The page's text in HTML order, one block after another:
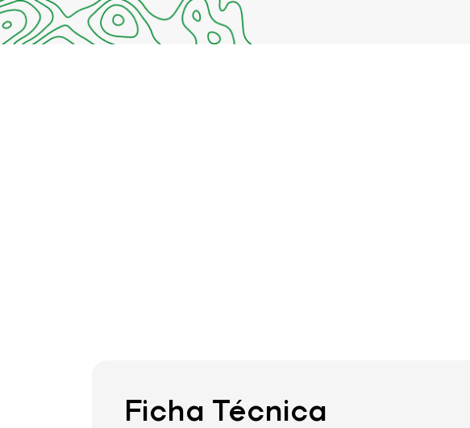
Ficha Técnica